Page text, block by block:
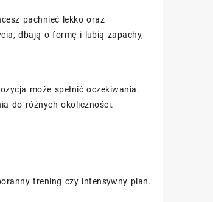
pachnieć lekko oraz
dbają o formę i lubią zapachy,
może spełnić oczekiwania.
do różnych okoliczności.
trening czy intensywny plan.